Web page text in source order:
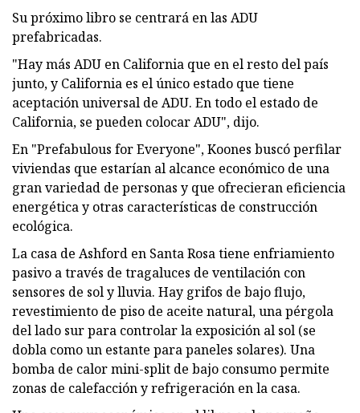
Su próximo libro se centrará en las ADU
prefabricadas.
"Hay más ADU en California que en el resto del país
junto, y California es el único estado que tiene
aceptación universal de ADU. En todo el estado de
California, se pueden colocar ADU", dijo.
En "Prefabulous for Everyone", Koones buscó perfilar
viviendas que estarían al alcance económico de una
gran variedad de personas y que ofrecieran eficiencia
energética y otras características de construcción
ecológica.
La casa de Ashford en Santa Rosa tiene enfriamiento
pasivo a través de tragaluces de ventilación con
sensores de sol y lluvia. Hay grifos de bajo flujo,
revestimiento de piso de aceite natural, una pérgola
del lado sur para controlar la exposición al sol (se
dobla como un estante para paneles solares). Una
bomba de calor mini-split de bajo consumo permite
zonas de calefacción y refrigeración en la casa.